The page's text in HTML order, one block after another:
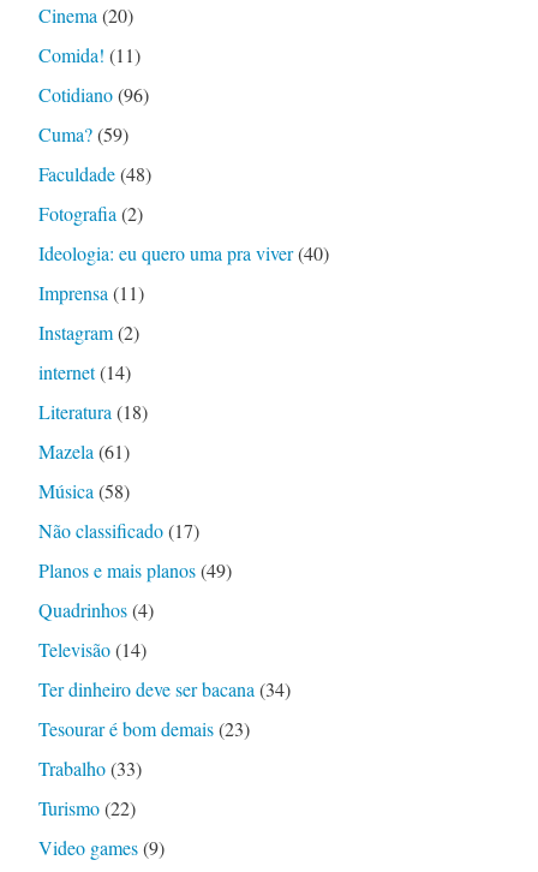
Cinema (20)
Comida! (11)
Cotidiano(96)
Cuma?(59)
Faculdade(48)
Fotografia (2)
Ideologia: eu quero uma pra viver(40)
Imprensa (11)
Instagram(2)
internet(14)
Literatura (18)
Mazela (61)
Música (58)
Não classificado(17)
Planos e mais planos(49)
Quadrinhos(4)
Televisão(14)
Ter dinheiro deve ser bacana (34)
Tesourar é bom demais(23)
Trabalho(33)
Turismo(22)
Video games(9)